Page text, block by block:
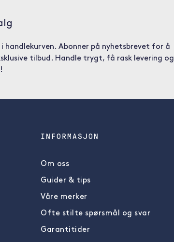
Abonner på nyhetsbrevet for å
tilbud. Handle trygt, få rask levering og
INFORMASJON
Om oss
Guider & tips
Våre merker
Ofte stilte spørsmål og svar
Garantitider